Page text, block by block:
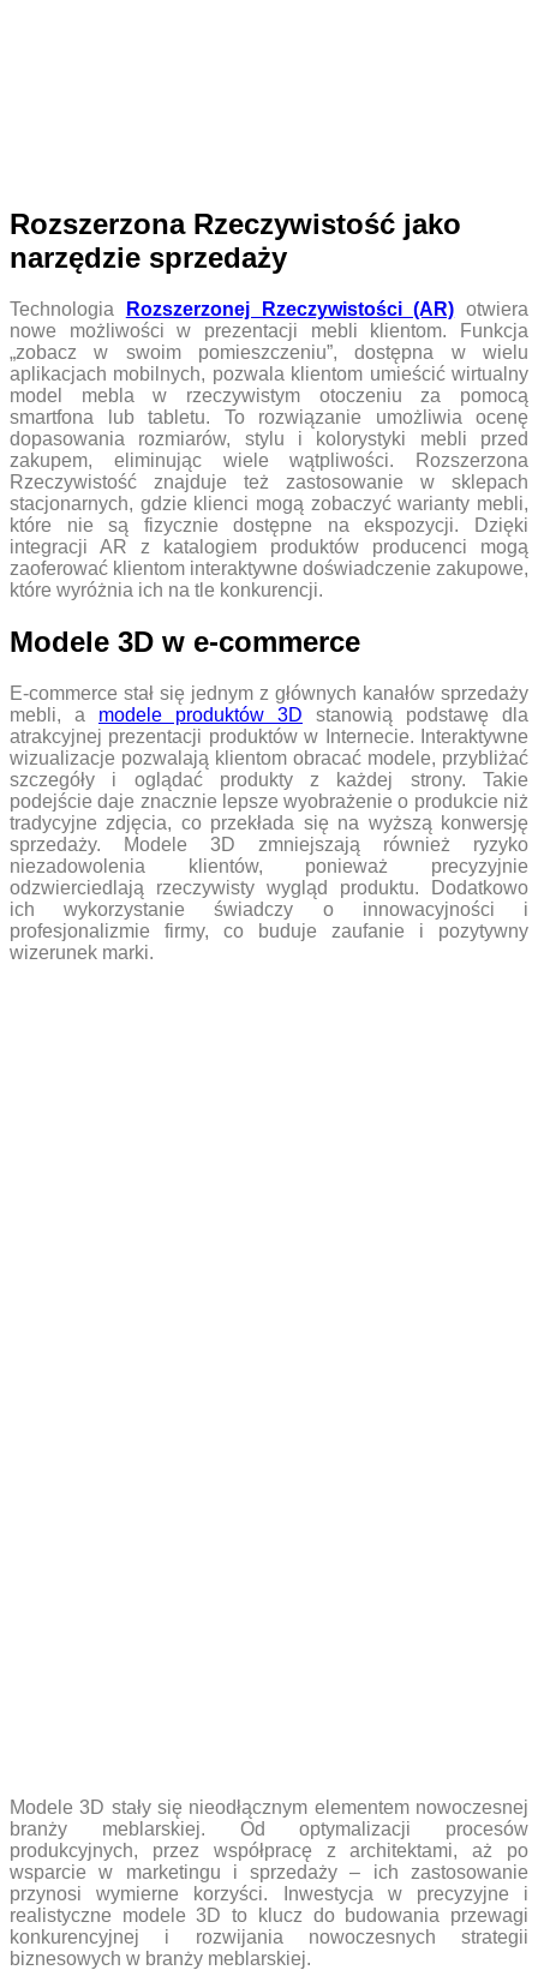
Rozszerzona Rzeczywistość jako
narzędzie sprzedaży
Technologia Rozszerzonej Rzeczywistości (AR) otwiera
nowe możliwości w prezentacji mebli klientom. Funkcja
„zobacz w swoim pomieszczeniu”, dostępna w wielu
aplikacjach mobilnych, pozwala klientom umieścić wirtualny
model mebla w rzeczywistym otoczeniu za pomocą
smartfona lub tabletu. To rozwiązanie umożliwia ocenę
dopasowania rozmiarów, stylu i kolorystyki mebli przed
zakupem, eliminując wiele wątpliwości. Rozszerzona
Rzeczywistość znajduje też zastosowanie w sklepach
stacjonarnych, gdzie klienci mogą zobaczyć warianty mebli,
które nie są fizycznie dostępne na ekspozycji. Dzięki
integracji AR z katalogiem produktów producenci mogą
zaoferować klientom interaktywne doświadczenie zakupowe,
które wyróżnia ich na tle konkurencji.
Modele 3D w e-commerce
E-commerce stał się jednym z głównych kanałów sprzedaży
mebli, a modele produktów 3D stanowią podstawę dla
atrakcyjnej prezentacji produktów w Internecie. Interaktywne
wizualizacje pozwalają klientom obracać modele, przybliżać
szczegóły i oglądać produkty z każdej strony. Takie
podejście daje znacznie lepsze wyobrażenie o produkcie niż
tradycyjne zdjęcia, co przekłada się na wyższą konwersję
sprzedaży. Modele 3D zmniejszają również ryzyko
niezadowolenia klientów, ponieważ precyzyjnie
odzwierciedlają rzeczywisty wygląd produktu. Dodatkowo
ich wykorzystanie świadczy o innowacyjności i
profesjonalizmie firmy, co buduje zaufanie i pozytywny
wizerunek marki.
Modele 3D stały się nieodłącznym elementem nowoczesnej
branży meblarskiej. Od optymalizacji procesów
produkcyjnych, przez współpracę z architektami, aż po
wsparcie w marketingu i sprzedaży – ich zastosowanie
przynosi wymierne korzyści. Inwestycja w precyzyjne i
realistyczne modele 3D to klucz do budowania przewagi
konkurencyjnej i rozwijania nowoczesnych strategii
biznesowych w branży meblarskiej.